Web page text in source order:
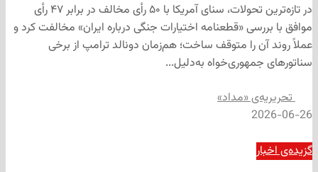
در تازه‌ترین تحولات، سنای آمریکا با ۵۰ رأی مخالف در برابر ۴۷ رأی
«قطعنامه اختیارات جنگی درباره ایران» مخالفت کرد و
را متوقف ساخت؛ هم‌زمان دونالد ترامپ از برخی
به‌دلیل...
«مداد»